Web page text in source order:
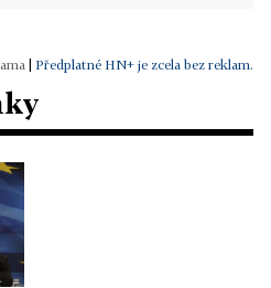
Předplatné HN+ je zcela bez reklam.